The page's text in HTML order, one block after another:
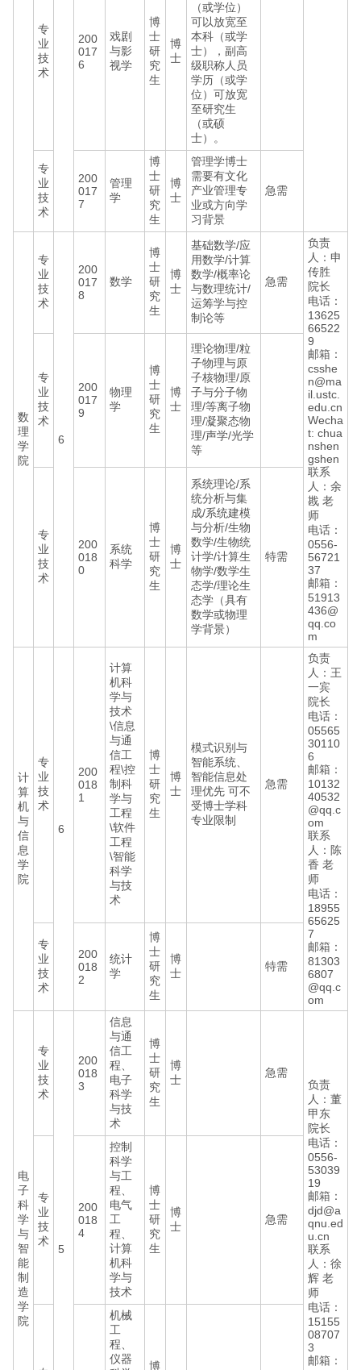
专
业
技
术
200
017
6
戏剧
与影
视学
博
士
研
究
生
博
士
（或学位）
可以放宽至
本科（或学
士），副高
级职称人员
学历（或学
位）可放宽
至研究生
（或硕
士）。
专
业
技
术
200
017
7
管理
学
博
士
研
究
生
博
士
管理学博士
需要有文化
产业管理专
业或方向学
习背景
急需
数
理
学
院
专
业
技
术
6
200
017
8
数学
博
士
研
究
生
博
士
基础数学/应
用数学/计算
数学/概率论
与数理统计/
运筹学与控
制论等
急需
负责
人：申
传胜
院长
电话：
13625
66522
9
邮箱：
csshe
n@ma
il.ustc.
edu.cn
Wecha
t: chua
nshen
gshen
联系
人：余
戡 老
师
电话：
0556-
56721
37
邮箱：
51913
436@
qq.co
m
专
业
技
术
200
017
9
物理
学
博
士
研
究
生
博
士
理论物理/粒
子物理与原
子核物理/原
子与分子物
理/等离子物
理/凝聚态物
理/声学/光学
等
专
业
技
术
200
018
0
系统
科学
博
士
研
究
生
博
士
系统理论/系
统分析与集
成/系统建模
与分析/生物
数学/生物统
计学/计算生
物学/数学生
态学/理论生
态学（具有
数学或物理
学背景）
特需
计
算
机
与
信
息
学
院
专
业
技
术
6
200
018
1
计算
机科
学与
技术
\信息
与通
信工
程\控
制科
学与
工程
\软件
工程
\智能
科学
与技
术
博
士
研
究
生
博
士
模式识别与
智能系统、
智能信息处
理优先 可不
受博士学科
专业限制
急需
负责
人：王
一宾
院长
电话：
05565
30110
6
邮箱：
10132
40532
@qq.c
om
联系
人：陈
香 老
师
电话：
18955
65625
7
邮箱：
81303
6807
@qq.c
om
专
业
技
术
200
018
2
统计
学
博
士
研
究
生
博
士
特需
电
子
科
学
与
智
能
制
造
学
院
专
业
技
术
5
200
018
3
信息
与通
信工
程、
电子
科学
与技
术
博
士
研
究
生
博
士
急需
负责
人：董
甲东
院长
电话：
0556-
53039
19
邮箱：
djd@a
qnu.ed
u.cn
联系
人：徐
辉 老
师
电话：
15155
08707
3
邮箱：
专
业
技
术
200
018
4
控制
科学
与工
程、
电气
工
程、
计算
机科
学与
技术
博
士
研
究
生
博
士
急需
机械
工
程、
仪器
博